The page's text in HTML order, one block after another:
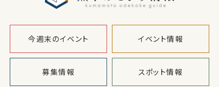
今週末のイベント イベント情報
募集情報 スポット情報